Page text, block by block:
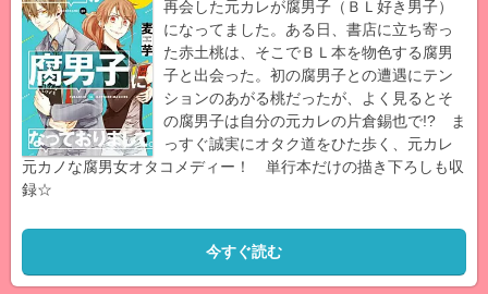
再会した元カレが腐男子（ＢＬ好き男子）
になってました。ある日、書店に立ち寄っ
た赤土桃は、そこでＢＬ本を物色する腐男
子と出会った。初の腐男子との遭遇にテン
ションのあがる桃だったが、よく見るとそ
の腐男子は自分の元カレの片倉錫也で!? ま
っすぐ誠実にオタク道をひた歩く、元カレ
元カノな腐男女オタコメディー！ 単行本だけの描き下ろしも収
録☆
今すぐ読む